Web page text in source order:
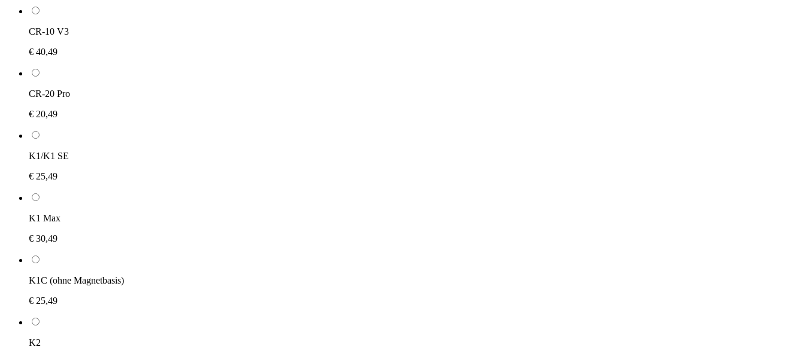
CR-10 V3
€ 40,49
CR-20 Pro
€ 20,49
K1/K1 SE
€ 25,49
K1 Max
€ 30,49
K1C (ohne Magnetbasis)
€ 25,49
K2